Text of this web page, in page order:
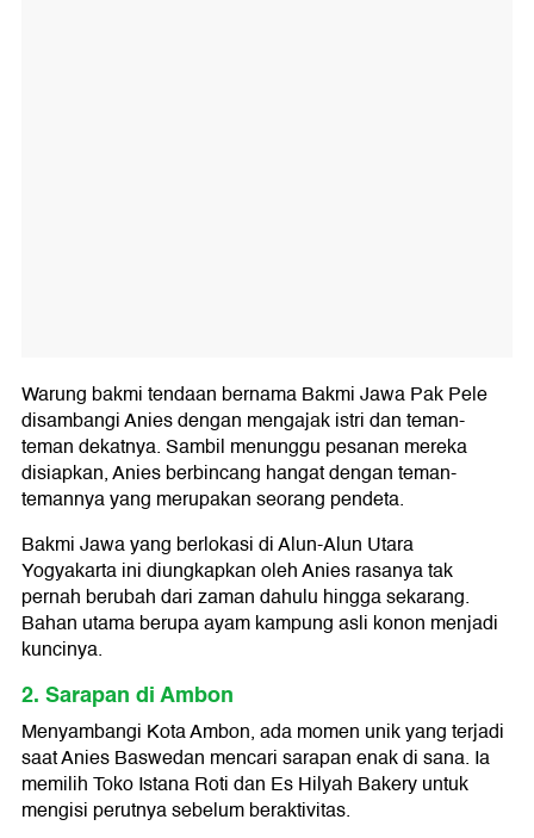
Warung bakmi tendaan bernama Bakmi Jawa Pak Pele
disambangi Anies dengan mengajak istri dan teman-
teman dekatnya. Sambil menunggu pesanan mereka
disiapkan, Anies berbincang hangat dengan teman-
temannya yang merupakan seorang pendeta.
Bakmi Jawa yang berlokasi di Alun-Alun Utara
Yogyakarta ini diungkapkan oleh Anies rasanya tak
pernah berubah dari zaman dahulu hingga sekarang.
Bahan utama berupa ayam kampung asli konon menjadi
kuncinya.
2. Sarapan di Ambon
Menyambangi Kota Ambon, ada momen unik yang terjadi
saat Anies Baswedan mencari sarapan enak di sana. Ia
memilih Toko Istana Roti dan Es Hilyah Bakery untuk
mengisi perutnya sebelum beraktivitas.